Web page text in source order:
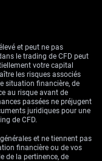
et
des options de
de tirer parti d’un
55 $. La cassure
les vendeurs gardent
défini de se positionner
Un chiffre d’inflation
brusque alimenté
et peut ne pas
le trading de CFD peut
votre capital
les risques associés
situation financière, de
au risque avant de
passées ne préjugent
juridiques pour une
de CFD.
et ne tiennent pas
financière ou de vos
de la pertinence, de